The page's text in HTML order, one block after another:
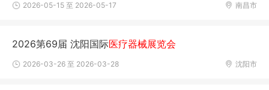
南昌市
2026-05-15 至 2026-05-17
2026第69届 沈阳国际医疗器械展览会
沈阳市
2026-03-26 至 2026-03-28